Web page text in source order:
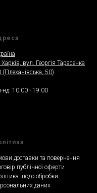
вул. Георгія Тарасенка
(Плеханiвська, 50)
нд: 10:00 - 19:00
доставки та повернення
публічної оферти
щодо обробки
даних